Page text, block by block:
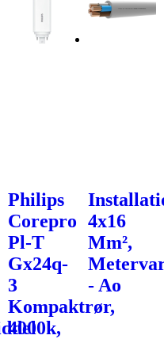
Philips
Corepro
Pl-T
Gx24q-
3
Kompaktrør,
4000k,
4x16
Mm²,
- Ao